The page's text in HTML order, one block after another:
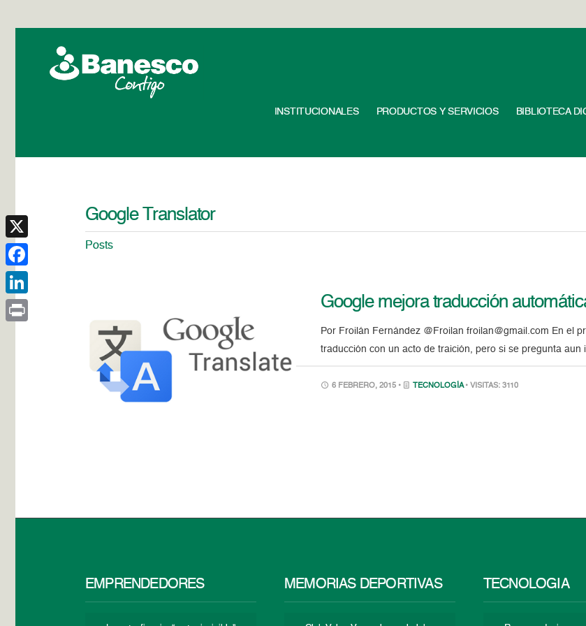
INSTITUCIONALES PRODUCTOS Y SERVICIOS BIBLIOTECA
Google Translator
Posts
Google mejora traducción
Por Froilán Fernández @Froilan froilan@gmail.com En el
traducción con un acto de traición, pero si se pregunta
6 FEBRERO, 2015 • TECNOLOGÍA • VISITAS: 3110
EMPRENDEDORES MEMORIAS DEPORTIVAS TECNOLOGÍA
X
Facebook
LinkedIn